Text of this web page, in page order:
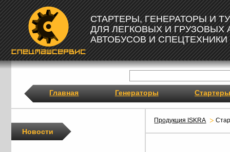
СТАРТЕРЫ, ГЕНЕРАТОРЫ И
ДЛЯ ЛЕГКОВЫХ И ГРУЗОВЫХ
АВТОБУСОВ И СПЕЦТЕХНИКИ
Главная Генераторы Стартеры
Продукция ISKRA
Новости